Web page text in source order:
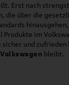
Erst nach
die über die
Produkte im
und zufrieden
Volkswagen bleibt.